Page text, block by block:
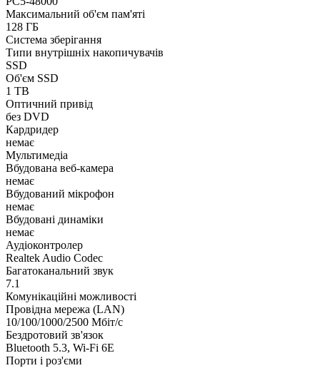
Максимальний об'єм пам'яті
128 ГБ
Система зберігання
Типи внутрішніх накопичувачів
SSD
Об'єм SSD
1 TB
Оптичний привід
без DVD
Кардридер
немає
Мультимедіа
Вбудована веб-камера
немає
Вбудований мікрофон
немає
Вбудовані динаміки
немає
Аудіоконтролер
Realtek Audio Codec
Багатоканальний звук
7.1
Комунікаційні можливості
Провідна мережа (LAN)
10/100/1000/2500 Мбіт/с
Бездротовий зв'язок
Bluetooth 5.3, Wi-Fi 6E
Порти і роз'єми